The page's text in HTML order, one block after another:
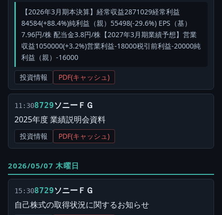
【2026年3月期本決算】経常収益2871029経常利益
84584(+88.4%)純利益（親）55498(-29.6%) EPS（基）
7.96円/株 配当金3.8円/株【2027年3月期業績予想】営業
収益1050000(+3.2%)営業利益-18000税引前利益-20000純
利益（親）-16000
投資情報 PDF(キャッシュ)
11:308729ソニーＦＧ
2025年度 業績説明会資料
投資情報 PDF(キャッシュ)
2026/05/07 木曜日
15:308729ソニーＦＧ
自己株式の取得状況に関するお知らせ